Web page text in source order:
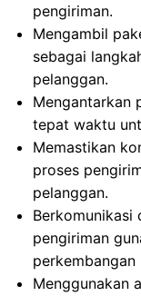
pengiriman.
Mengambil
sebagai
pelanggan.
Mengantarkan
tepat waktu
Memastikan
proses
pelanggan.
Berkomunikasi
pengiriman
Menggunakan